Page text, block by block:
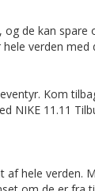
de kan
verden med
Kom
NIKE 11.11
hele verden.